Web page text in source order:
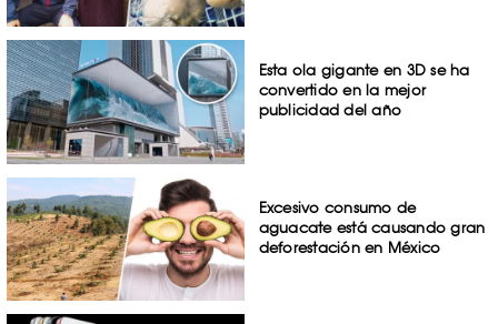
Esta ola gigante en 3D se ha
convertido en la mejor
publicidad del año
Excesivo consumo de
aguacate está causando gran
deforestación en México